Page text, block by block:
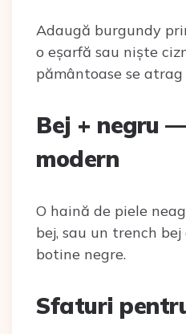
Adaugă burgundy
o eșarfă sau niște
pământoase se
Bej + negru
modern
O haină de piele
bej, sau un trench
botine negre.
Sfaturi